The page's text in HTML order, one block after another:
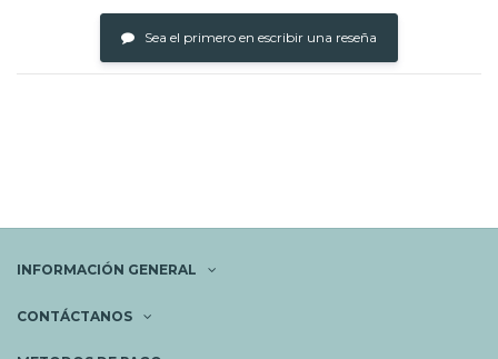
Sea el primero en escribir una reseña
INFORMACIÓN GENERAL
CONTÁCTANOS